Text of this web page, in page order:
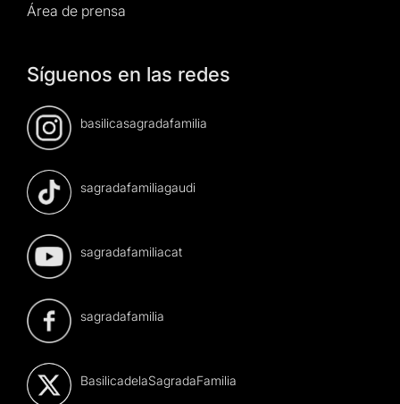
Área de prensa
Síguenos en las redes
basilicasagradafamilia
sagradafamiliagaudi
sagradafamiliacat
sagradafamilia
BasilicadelaSagradaFamilia